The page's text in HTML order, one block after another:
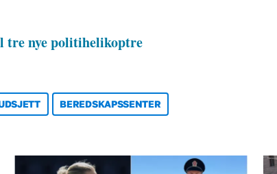
tre nye politihelikoptre
BEREDSKAPSSENTER